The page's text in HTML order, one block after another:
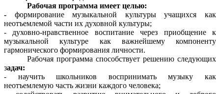
Рабочая программа имеет целью:
- формирование музыкальной культуры учащихся как
неотъемлемой части их духовной культуры;
- духовно-нравственное воспитание через приобщение к
музыкальной культуре как важнейшему компоненту
гармонического формирования личности.
Рабочая программа способствует решению следующих
задач:
- научить школьников воспринимать музыку как
неотъемлемую часть жизни каждого человека;